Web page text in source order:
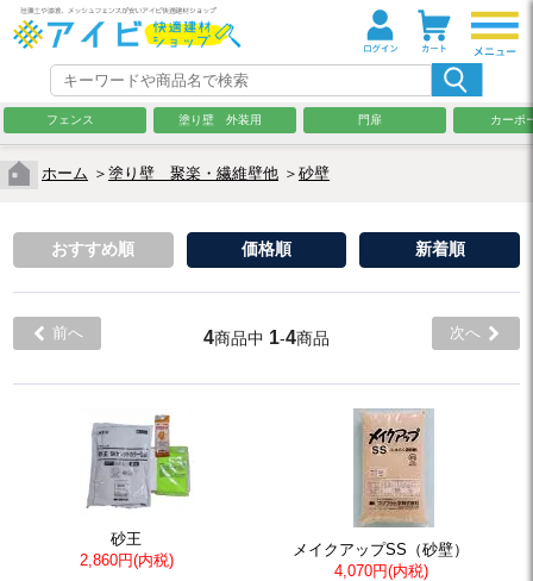
フェンス 塗り壁 外装用 門扉 カーポ
ホーム ＞ 塗り壁 聚楽・繊維壁他 ＞ 砂壁
おすすめ順 価格順 新着順
前へ 4商品中 1-4商品 次へ
砂王
2,860円(内税)
メイクアップSS（砂壁）
4,070円(内税)